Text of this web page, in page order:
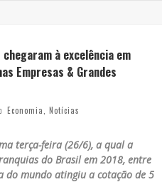
Proibida anuncia retorno da Puro Malte Extra e consolida trajetória de democratização cervejeira no Brasil
à excelência em
Empresas & Grandes
Economia Notícias
terça-feira (26/6), a qual a
do Brasil em 2018, entre
mundo atingiu a cotação de 5